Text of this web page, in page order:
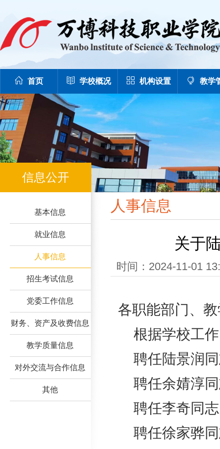
首页 学校概况 机构设置 教学
信息公开
基本信息
就业信息
人事信息
招生考试信息
党委工作信息
财务、资产及收费信息
教学质量信息
对外交流与合作信息
其他
人事信息
关于
时间：2024-11-01
各职能部门、
根据学校工
聘任陆景润
聘任余婧淳
聘任李奇同
聘任徐家骅